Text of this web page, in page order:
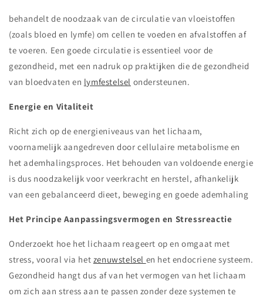
behandelt de noodzaak van de circulatie van vloeistoffen
(zoals bloed en lymfe) om cellen te voeden en afvalstoffen af
te voeren. Een goede circulatie is essentieel voor de
gezondheid, met een nadruk op praktijken die de gezondheid
van bloedvaten en lymfestelsel ondersteunen.
Energie en Vitaliteit
Richt zich op de energieniveaus van het lichaam,
voornamelijk aangedreven door cellulaire metabolisme en
het ademhalingsproces. Het behouden van voldoende energie
is dus noodzakelijk voor veerkracht en herstel, afhankelijk
van een gebalanceerd dieet, beweging en goede ademhaling
Het Principe Aanpassingsvermogen en Stressreactie
Onderzoekt hoe het lichaam reageert op en omgaat met
stress, vooral via het zenuwstelsel en het endocriene systeem.
Gezondheid hangt dus af van het vermogen van het lichaam
om zich aan stress aan te passen zonder deze systemen te